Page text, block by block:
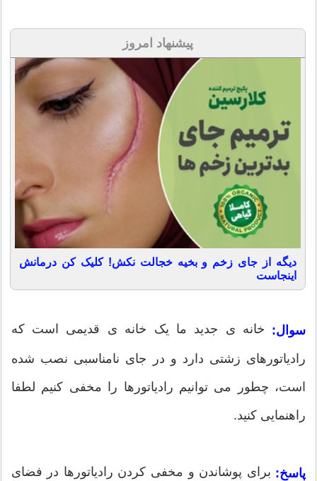
پیشنهاد امروز
دیگه از جای زخم و بخیه خجالت نکش! کلیک کن درمانش
اینجاست
سوال: خانه ی جدید ما یک خانه ی قدیمی است که
رادیاتورهای زشتی دارد و در جای نامناسبی نصب شده
است، چطور می توانیم رادیاتورها را مخفی کنیم لطفا
راهنمایی کنید.
پاسخ: برای پوشاندن و مخفی کردن رادیاتورها در فضای